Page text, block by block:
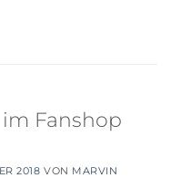
Fanshop
2018 VON MARVIN